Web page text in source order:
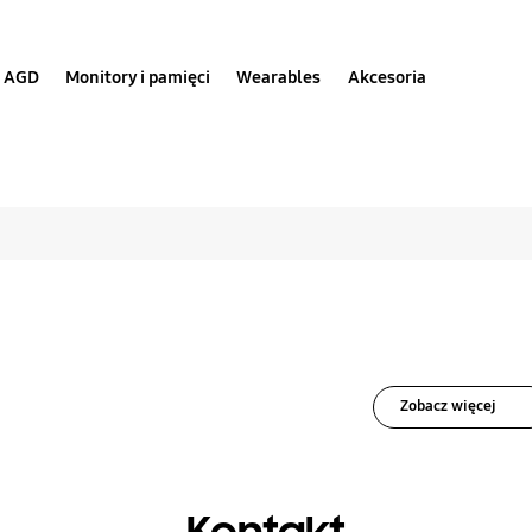
AGD Monitory i pamięci Wearables Akcesoria
Zobacz więcej